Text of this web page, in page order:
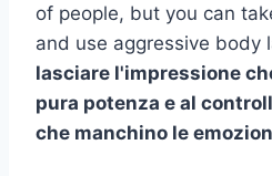
of people, but you can
and use aggressive body
lasciare l'impressione
pura potenza e al
che manchino le